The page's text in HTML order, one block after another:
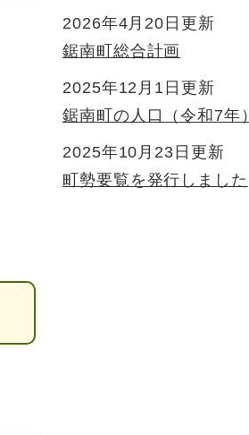
2026年4月20日更新
鋸南町総合計画
2025年12月1日更新
鋸南町の人口（令和7年）
2025年10月23日更新
町勢要覧を発行しました